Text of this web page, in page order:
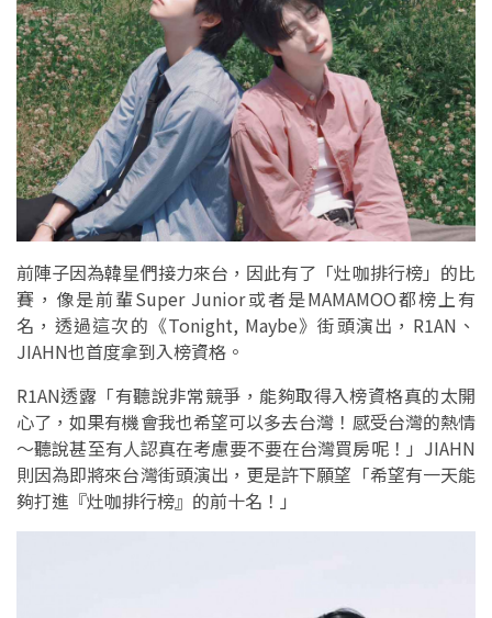
前陣子因為韓星們接力來台，因此有了「灶咖排行榜」的比
賽，像是前輩Super Junior或者是MAMAMOO都榜上有
名，透過這次的《Tonight, Maybe》街頭演出，R1AN、
JIAHN也首度拿到入榜資格。
R1AN透露「有聽說非常競爭，能夠取得入榜資格真的太開
心了，如果有機會我也希望可以多去台灣！感受台灣的熱情
～聽說甚至有人認真在考慮要不要在台灣買房呢！」JIAHN
則因為即將來台灣街頭演出，更是許下願望「希望有一天能
夠打進『灶咖排行榜』的前十名！」